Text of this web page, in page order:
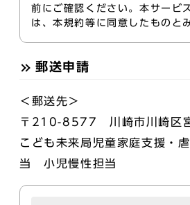
前にご確認ください。本サービ
は、本規約等に同意したものと
郵送申請
＜郵送先＞
〒210-8577 川崎市川崎区
こども未来局児童家庭支援・
当 小児慢性担当